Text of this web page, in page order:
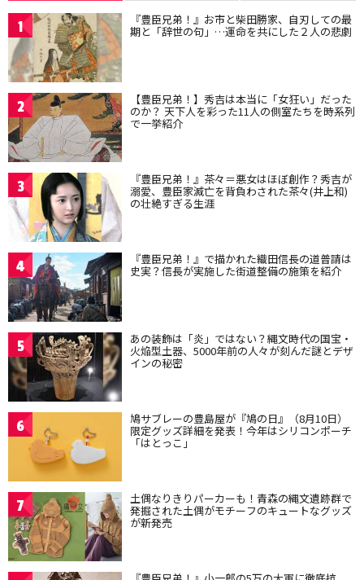
1 『豊臣兄弟！』お市と柴田勝家、自刃しての最
期と「辞世の句」…運命を共にした２人の悲劇
2 【豊臣兄弟！】秀吉は本当に「女狂い」だった
のか？ 天下人を彩った11人の側室たちを時系列
で一挙紹介
3 『豊臣兄弟！』茶々＝悪女はほぼ創作？秀吉が
溺愛、豊臣家滅亡を背負わされた茶々(井上和)
の壮絶すぎる生涯
4 『豊臣兄弟！』で描かれた織田信長の道普請は
史実？信長が実施した街道整備の施策を紹介
5 あの装飾は「炎」ではない？縄文時代の国宝・
火焔型土器、5000年前の人々が刻んだ謎とデザ
インの秘密
6 鳩サブレーの豊島屋が『鳩の日』（8月10日）
限定グッズ詳細を発表！今年はシリコンポーチ
「はとっこ」
7 土偶なりきりパーカーも！青森の縄文遺跡群で
発掘された土偶がモチーフのキュートなグッズ
が新発売